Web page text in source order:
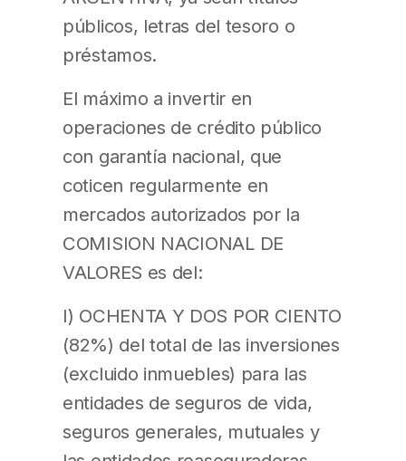
públicos, letras del tesoro o
préstamos.
El máximo a invertir en
operaciones de crédito público
con garantía nacional, que
coticen regularmente en
mercados autorizados por la
COMISION NACIONAL DE
VALORES es del:
I) OCHENTA Y DOS POR CIENTO
(82%) del total de las inversiones
(excluido inmuebles) para las
entidades de seguros de vida,
seguros generales, mutuales y